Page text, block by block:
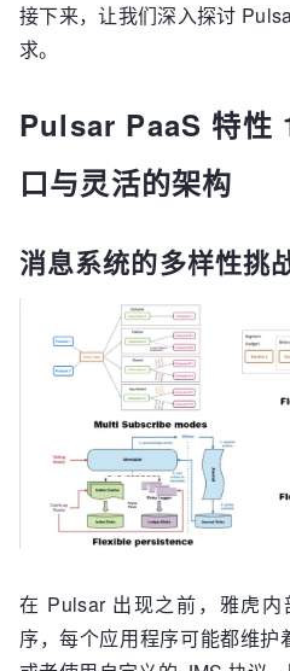
接下来，让我们深入探讨
求。
Pulsar PaaS 特性
口与灵活的架构
消息系统的多样性挑
在 Pulsar 出现之前，雅虎
序，每个应用程序可能都维护